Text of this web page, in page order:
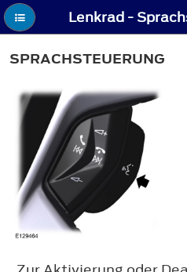
Lenkrad -
SPRACHSTEUERUNG